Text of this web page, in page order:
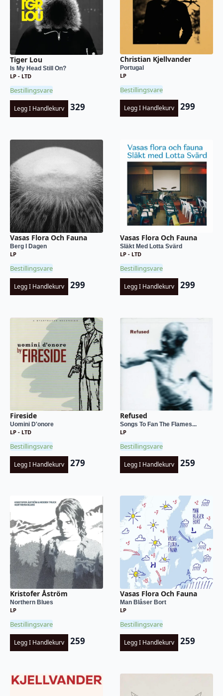
Tiger Lou
Is My Head Still On?
LP - LTD
Bestillingsvare
Legg I Handlekurv 329
Christian Kjellvander
Portugal
LP
Bestillingsvare
Legg I Handlekurv 299
Vasas Flora Och Fauna
Berg I Dagen
LP
Bestillingsvare
Legg I Handlekurv 299
Vasas Flora Och Fauna
Släkt Med Lotta Svärd
LP - LTD
Bestillingsvare
Legg I Handlekurv 299
Fireside
Uomini D'onore
LP - LTD
Bestillingsvare
Legg I Handlekurv 279
Refused
Songs To Fan The Flames...
LP
Bestillingsvare
Legg I Handlekurv 259
Kristofer Åström
Northern Blues
LP
Bestillingsvare
Legg I Handlekurv 259
Vasas Flora Och Fauna
Man Blåser Bort
LP
Bestillingsvare
Legg I Handlekurv 259